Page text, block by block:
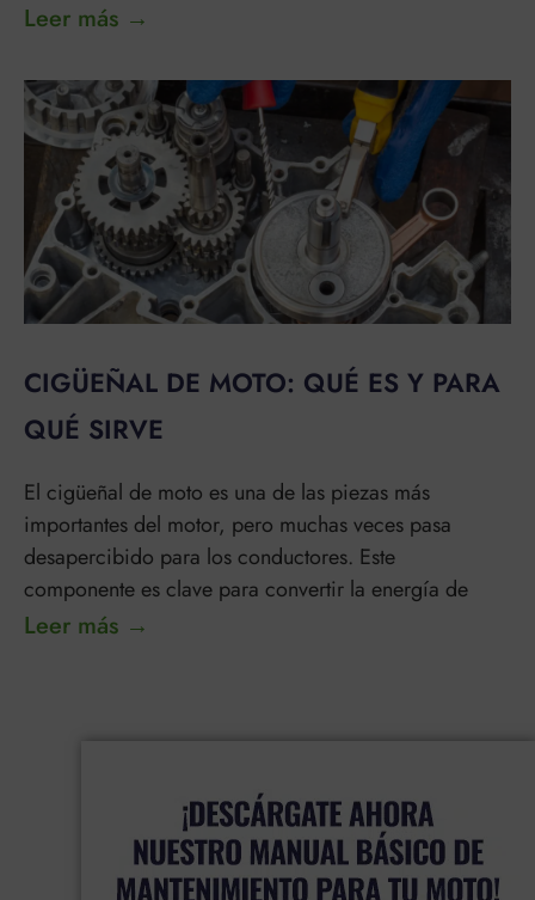
Leer más →
CIGÜEÑAL DE MOTO: QUÉ ES Y PARA
QUÉ SIRVE
El cigüeñal de moto es una de las piezas más
importantes del motor, pero muchas veces pasa
desapercibido para los conductores. Este
componente es clave para convertir la energía de
Leer más →